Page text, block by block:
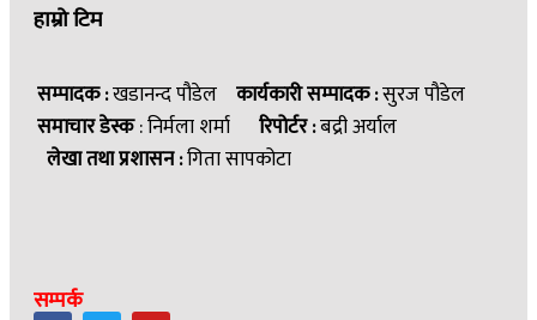
हाम्रो टिम
सम्पादक :खडानन्द पौडेल कार्यकारी सम्पादक :सुरज पौडेल
समाचार डेस्क: निर्मला शर्मा रिपोर्टर :बद्री अर्याल
लेखा तथा प्रशासन :गिता सापकोटा
सम्पर्क